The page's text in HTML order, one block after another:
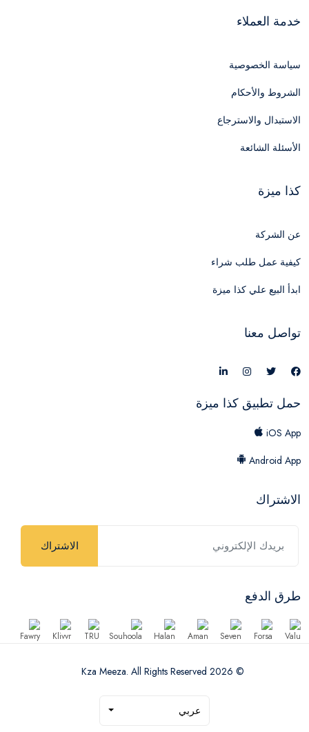
خدمة العملاء
سياسة الخصوصية
الشروط والأحكام
الاستبدال والاسترجاع
الأسئلة الشائعة
كذا ميزة
عن الشركة
كيفية عمل طلب شراء
ابدأ البيع علي كذا ميزة
تواصل معنا
حمل تطبيق كذا ميزة
iOS App
Android App
الاشتراك
الاشتراك
طرق الدفع
© 2026 Kza Meeza. All Rights Reserved
عربي